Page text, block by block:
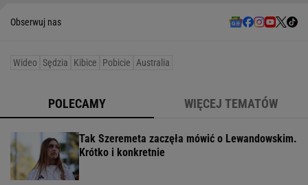
Obserwuj nas
Wideo Sędzia Kibice Pobicie Australia
POLECAMY WIĘCEJ TEMATÓW
Tak Szeremeta zaczęła mówić o Lewandowskim.
Krótko i konkretnie